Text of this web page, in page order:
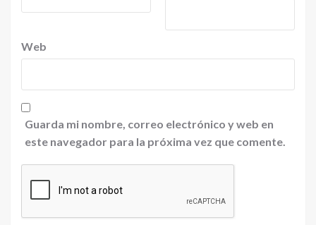
Web
Guarda mi nombre, correo electrónico y web en
este navegador para la próxima vez que comente.